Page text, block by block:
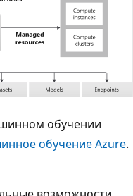
обучении
обучение Azure.